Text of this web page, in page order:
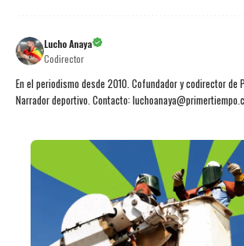
Lucho Anaya
Codirector
En el periodismo desde 2010. Cofundador y codirector de
Narrador deportivo. Contacto: